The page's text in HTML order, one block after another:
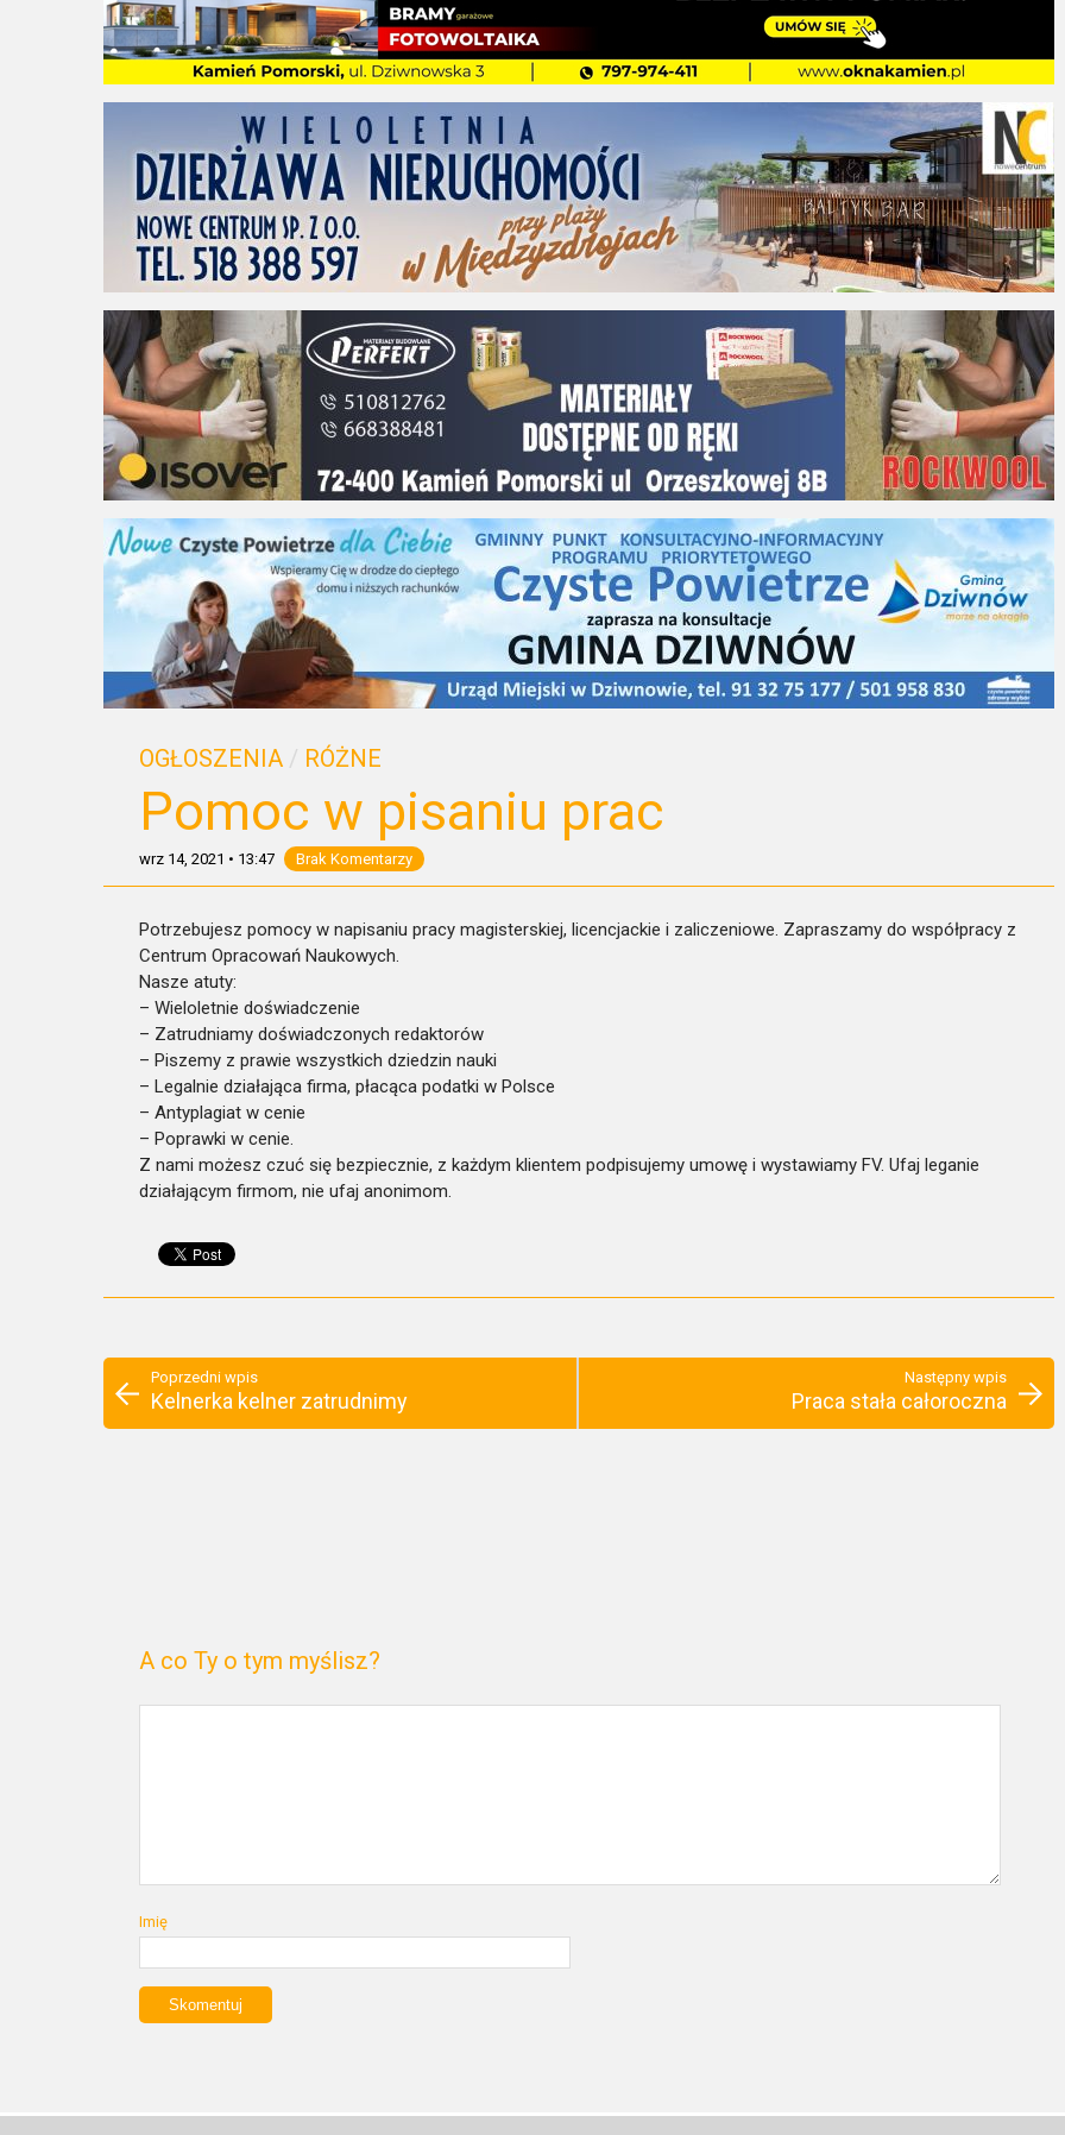
OGŁOSZENIA / RÓŻNE
Pomoc w pisaniu prac
wrz 14, 2021 • 13:47 Brak Komentarzy
Potrzebujesz pomocy w napisaniu pracy magisterskiej, licencjackie i zaliczeniowe. Zapraszamy do współpracy z
Centrum Opracowań Naukowych.
Nasze atuty:
– Wieloletnie doświadczenie
– Zatrudniamy doświadczonych redaktorów
– Piszemy z prawie wszystkich dziedzin nauki
– Legalnie działająca firma, płacąca podatki w Polsce
– Antyplagiat w cenie
– Poprawki w cenie.
Z nami możesz czuć się bezpiecznie, z każdym klientem podpisujemy umowę i wystawiamy FV. Ufaj leganie
działającym firmom, nie ufaj anonimom.
Poprzedni wpis
Kelnerka kelner zatrudnimy
Następny wpis
Praca stała całoroczna
A co Ty o tym myślisz?
Imię